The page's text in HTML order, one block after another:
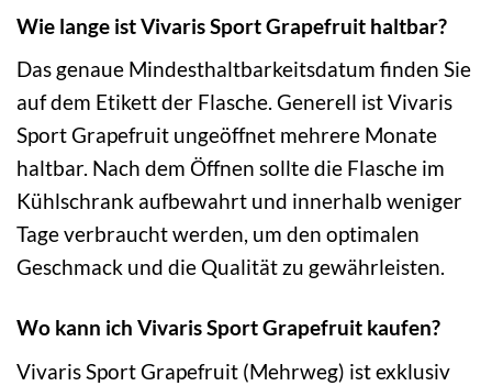
Wie lange ist Vivaris Sport Grapefruit haltbar?
Das genaue Mindesthaltbarkeitsdatum finden Sie
auf dem Etikett der Flasche. Generell ist Vivaris
Sport Grapefruit ungeöffnet mehrere Monate
haltbar. Nach dem Öffnen sollte die Flasche im
Kühlschrank aufbewahrt und innerhalb weniger
Tage verbraucht werden, um den optimalen
Geschmack und die Qualität zu gewährleisten.
Wo kann ich Vivaris Sport Grapefruit kaufen?
Vivaris Sport Grapefruit (Mehrweg) ist exklusiv